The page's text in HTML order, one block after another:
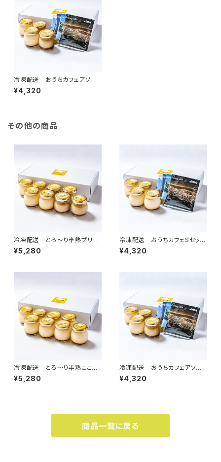
冷凍配送 おうちカフェアソート
Sセット(とろ〜り半熟ここちよプ
リン極/とろ〜り半熟カフェモカ
¥4,320
その他の商品
冷凍配送 とろ〜り半熟プリン
アソート 8個セット
¥5,280
冷凍配送 おうちカフェSセット
(とろ〜り半熟ここちよプリン極4
個&珈琲屋さんのドリップバッグ
¥4,320
冷凍配送 とろ〜り半熟ここち
よプリン極 8個セット
¥5,280
冷凍配送 おうちカフェアソート
Sセット(とろ〜り半熟ここちよプ
リン極/とろ〜り半熟カフェモカ
¥4,320
商品一覧に戻る